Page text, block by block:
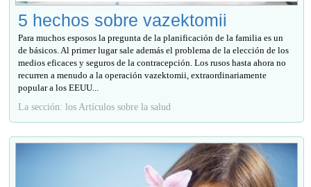
5 hechos sobre vazektomii
Para muchos esposos la pregunta de la planificación de la familia es un
de básicos. Al primer lugar sale además el problema de la elección de los
medios eficaces y seguros de la contracepción. Los rusos hasta ahora no
recurren a menudo a la operación vazektomii, extraordinariamente
popular a los EEUU...
La sección: los Artículos sobre la salud